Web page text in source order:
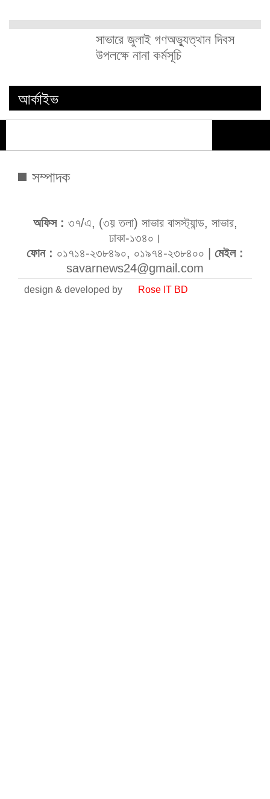
সাভারে জুলাই গণঅভ্যুত্থান দিবস
উপলক্ষে নানা কর্মসূচি
আর্কাইভ
সম্পাদক
অফিস : ৩৭/এ, (৩য় তলা) সাভার বাসস্ট্যান্ড, সাভার,
ঢাকা-১৩৪০।
ফোন : ০১৭১৪-২৩৮৪৯০, ০১৯৭৪-২৩৮৪০০ | মেইল :
savarnews24@gmail.com
design & developed by Rose IT BD